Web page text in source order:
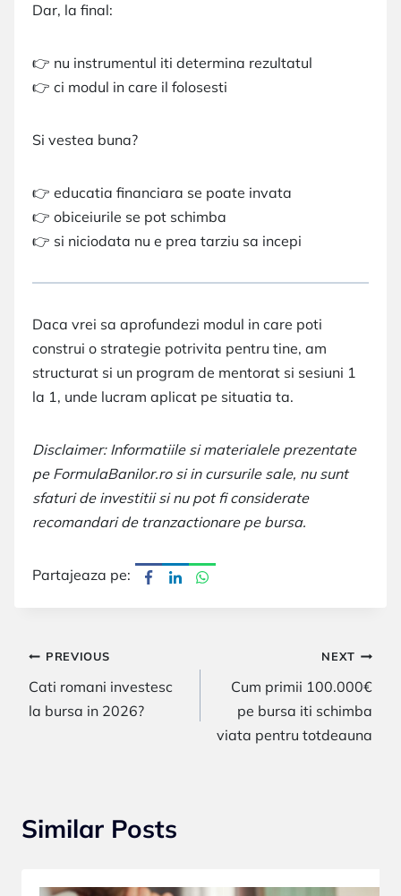
Dar, la final:
👉 nu instrumentul iti determina rezultatul
👉 ci modul in care il folosesti
Si vestea buna?
👉 educatia financiara se poate invata
👉 obiceiurile se pot schimba
👉 si niciodata nu e prea tarziu sa incepi
Daca vrei sa aprofundezi modul in care poti
construi o strategie potrivita pentru tine, am
structurat si un program de mentorat si sesiuni 1
la 1, unde lucram aplicat pe situatia ta.
Disclaimer: Informatiile si materialele prezentate
pe FormulaBanilor.ro si in cursurile sale, nu sunt
sfaturi de investitii si nu pot fi considerate
recomandari de tranzactionare pe bursa.
Partajeaza pe:
Navigare
în
PREVIOUS
Cati romani investesc
la bursa in 2026?
NEXT
Cum primii 100.000€
pe bursa iti schimba
viata pentru totdeauna
Similar Posts